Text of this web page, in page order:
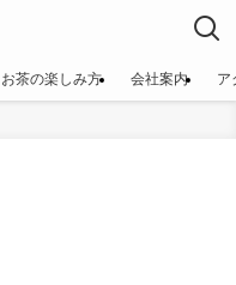
お茶の楽しみ方 会社案内 ア